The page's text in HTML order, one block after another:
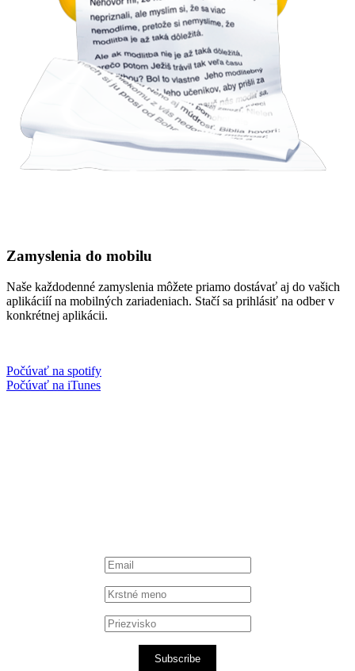
Zamyslenia do mobilu
Naše každodenné zamyslenia môžete priamo dostávať aj do vašich
aplikáciíí na mobilných zariadeniach. Stačí sa prihlásiť na odber v
konkrétnej aplikácii.
Počúvať na spotify
Počúvať na iTunes
Subscribe